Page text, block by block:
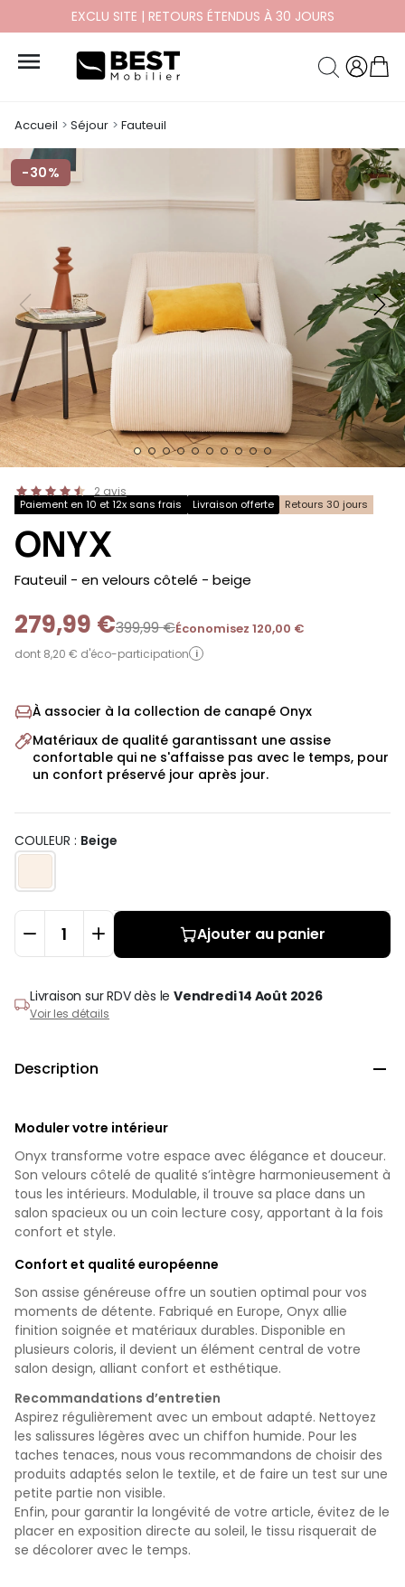
EXCLU SITE | RETOURS ÉTENDUS À 30 JOURS

Accueil Séjour Fauteuil
-30%
2 avis
Paiement en 10 et 12x sans frais Livraison offerte Retours 30 jours
ONYX
-
Fauteuil - en velours côtelé - beige
279,99 €399,99 €Économisez 120,00 €
dont 8,20 € d'éco-participation i
À associer à la collection de canapé Onyx
Matériaux de qualité garantissant une assise
confortable qui ne s'affaisse pas avec le temps, pour
un confort préservé jour après jour.
COULEUR : Beige
Ajouter au panier
Livraison sur RDVdès leVendredi 14 Août 2026
Voir les détails
Description 
Moduler votre intérieur
Onyx transforme votre espace avec élégance et douceur.
Son velours côtelé de qualité s’intègre harmonieusement à
tous les intérieurs. Modulable, il trouve sa place dans un
salon spacieux ou un coin lecture cosy, apportant à la fois
confort et style.
Confort et qualité européenne
Son assise généreuse offre un soutien optimal pour vos
moments de détente. Fabriqué en Europe, Onyx allie
finition soignée et matériaux durables. Disponible en
plusieurs coloris, il devient un élément central de votre
salon design, alliant confort et esthétique.
Recommandations d’entretien
Aspirez régulièrement avec un embout adapté. Nettoyez
les salissures légères avec un chiffon humide. Pour les
taches tenaces, nous vous recommandons de choisir des
produits adaptés selon le textile, et de faire un test sur une
petite partie non visible.
Enfin, pour garantir la longévité de votre article, évitez de le
placer en exposition directe au soleil, le tissu risquerait de
se décolorer avec le temps.